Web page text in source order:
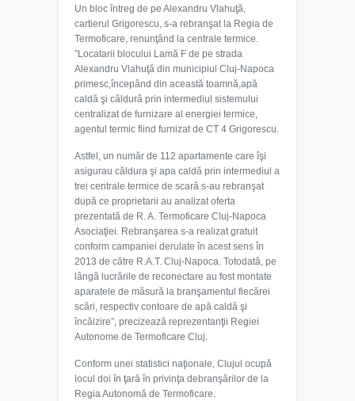
Un bloc întreg de pe Alexandru Vlahuţă,
cartierul Grigorescu, s-a rebranşat la Regia de
Termoficare, renunţând la centrale termice.
”Locatarii blocului Lamă F de pe strada
Alexandru Vlahuţă din municipiul Cluj-Napoca
primesc,începând din această toamnă,apă
caldă şi căldură prin intermediul sistemului
centralizat de furnizare al energiei termice,
agentul termic fiind furnizat de CT 4 Grigorescu.
Astfel, un număr de 112 apartamente care îşi
asigurau căldura şi apa caldă prin intermediul a
trei centrale termice de scară s-au rebranşat
după ce proprietarii au analizat oferta
prezentată de R. A. Termoficare Cluj-Napoca
Asociaţiei. Rebranşarea s-a realizat gratuit
conform campaniei derulate în acest sens în
2013 de către R.A.T. Cluj-Napoca. Totodată, pe
lângă lucrările de reconectare au fost montate
aparatele de măsură la branşamentul fiecărei
scări, respectiv contoare de apă caldă şi
încălzire”, precizează reprezentanţii Regiei
Autonome de Termoficare Cluj.
Conform unei statistici naţionale, Clujul ocupă
locul doi în ţară în privinţa debranşărilor de la
Regia Autonomă de Termoficare.